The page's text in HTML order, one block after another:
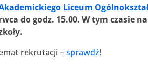
Liceum
do godz. 15.00. W tym czasie
rekrutacji –sprawdź!